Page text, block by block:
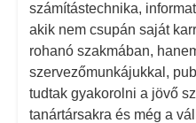
számítástechnika,
akik nem csupán saját
rohanó szakmában,
szervezőmunkájukkal,
tudtak gyakorolni a jövő
tanártársakra és még a